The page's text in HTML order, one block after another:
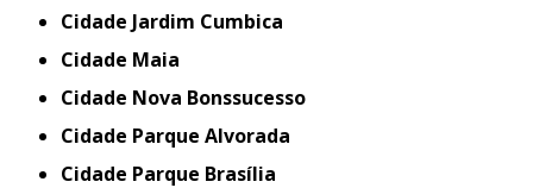
Cidade Jardim Cumbica
Cidade Maia
Cidade Nova Bonssucesso
Cidade Parque Alvorada
Cidade Parque Brasília